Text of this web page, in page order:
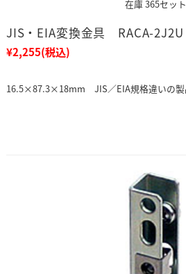
在庫 365セット
JIS・EIA変換金具 RACA-2J2U
¥2,255(税込)
16.5×87.3×18mm JIS／EIA規格違いの製